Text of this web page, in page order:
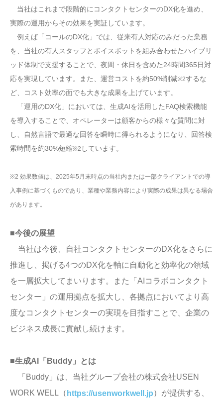
当社はこれまで段階的にコンタクトセンターのDX化を進め、
実際の運用からその効果を実証しています。
例えば「コールのDX化」では、従来有人対応のみだった業務
を、当社の有人スタッフとボイスボットを組み合わせたハイブリ
ッド体制で支援することで、夜間・休日を含めた24時間365日対
応を実現しています。また、運営コストを約50%削減※2するな
ど、コスト効率の面でも大きな成果を上げています。
「運用のDX化」においては、生成AIを活用したFAQ検索機能
を導入することで、オペレーターは顧客からの様々な質問に対
し、自然言語で最適な回答を瞬時に得られるようになり、回答検
索時間を約30%短縮※2 しています。
※2 効果数値は、2025年5月末時点の当社内または一部クライアントでの導
入事例に基づくものであり、業種や業務内容により実際の成果は異なる場合
があります。
■今後の展望
当社は今後、自社コンタクトセンターのDX化をさらに
推進し、掲げる4つのDX化を軸に自動化と効率化の領域
を一層拡大してまいります。また「AIコラボコンタクト
センター」の運用拠点を拡大し、各拠点においてより高
度なコンタクトセンターの実現を目指すことで、企業の
ビジネス成長に貢献し続けます。
■生成AI「Buddy」とは
「Buddy」は、当社グループ会社の株式会社USEN
WORK WELL（ https://usenworkwell.jp）が提供する、